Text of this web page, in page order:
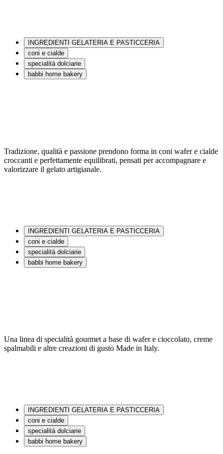
INGREDIENTI GELATERIA E PASTICCERIA
coni e cialde
specialità dolciarie
babbi home bakery
Tradizione, qualità e passione prendono forma in coni wafer e cialde
croccanti e perfettamente equilibrati, pensati per accompagnare e
valorizzare il gelato artigianale.
INGREDIENTI GELATERIA E PASTICCERIA
coni e cialde
specialità dolciarie
babbi home bakery
Una linea di specialità gourmet a base di wafer e cioccolato, creme
spalmabili e altre creazioni di gusto Made in Italy.
INGREDIENTI GELATERIA E PASTICCERIA
coni e cialde
specialità dolciarie
babbi home bakery